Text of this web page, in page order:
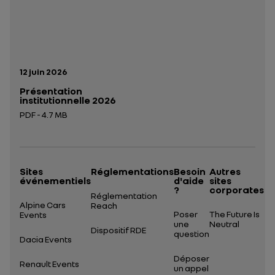
Date de publication:
12 juin 2026
Présentation
institutionnelle 2026
PDF - 4.7 MB
Sites
événementiels
Alpine Cars
Events
Dacia Events
Renault Events
Réglementations
Réglementation
Reach
Dispositif RDE
Besoin
d'aide
?
Poser
une
question
Déposer
un appel
Autres
sites
corporates
The Future Is
Neutral